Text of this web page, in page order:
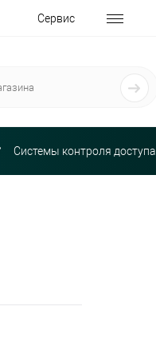
Сервис
Системы контроля доступа